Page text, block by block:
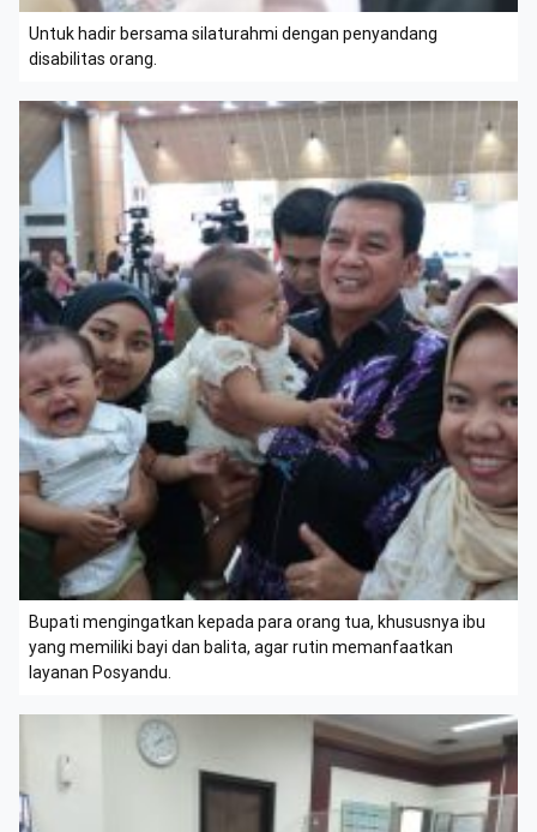
Untuk hadir bersama silaturahmi dengan penyandang
disabilitas orang.
Bupati mengingatkan kepada para orang tua, khususnya ibu
yang memiliki bayi dan balita, agar rutin memanfaatkan
layanan Posyandu.